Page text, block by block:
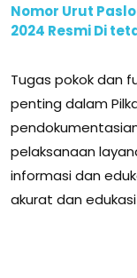
Nomor Urut
2024 Resmi Di
Tugas pokok dan
penting dalam
pelaksanaan
informasi dan
akurat dan